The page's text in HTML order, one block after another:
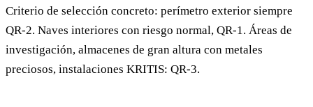
Criterio de selección concreto: perímetro exterior siempre
QR-2. Naves interiores con riesgo normal, QR-1. Áreas de
investigación, almacenes de gran altura con metales
preciosos, instalaciones KRITIS: QR-3.